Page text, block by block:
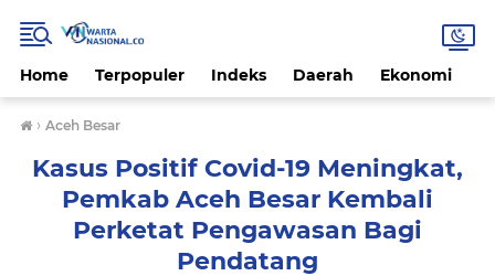
Home Terpopuler Indeks Daerah Ekonomi
› Aceh Besar
Kasus Positif Covid-19 Meningkat,
Pemkab Aceh Besar Kembali
Perketat Pengawasan Bagi
Pendatang